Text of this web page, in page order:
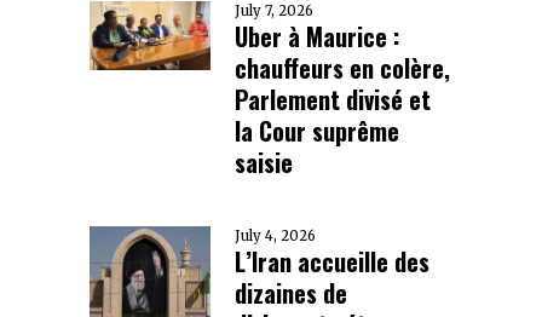
July 7, 2026
Uber à Maurice :
chauffeurs en colère,
Parlement divisé et
la Cour suprême
saisie
July 4, 2026
L’Iran accueille des
dizaines de